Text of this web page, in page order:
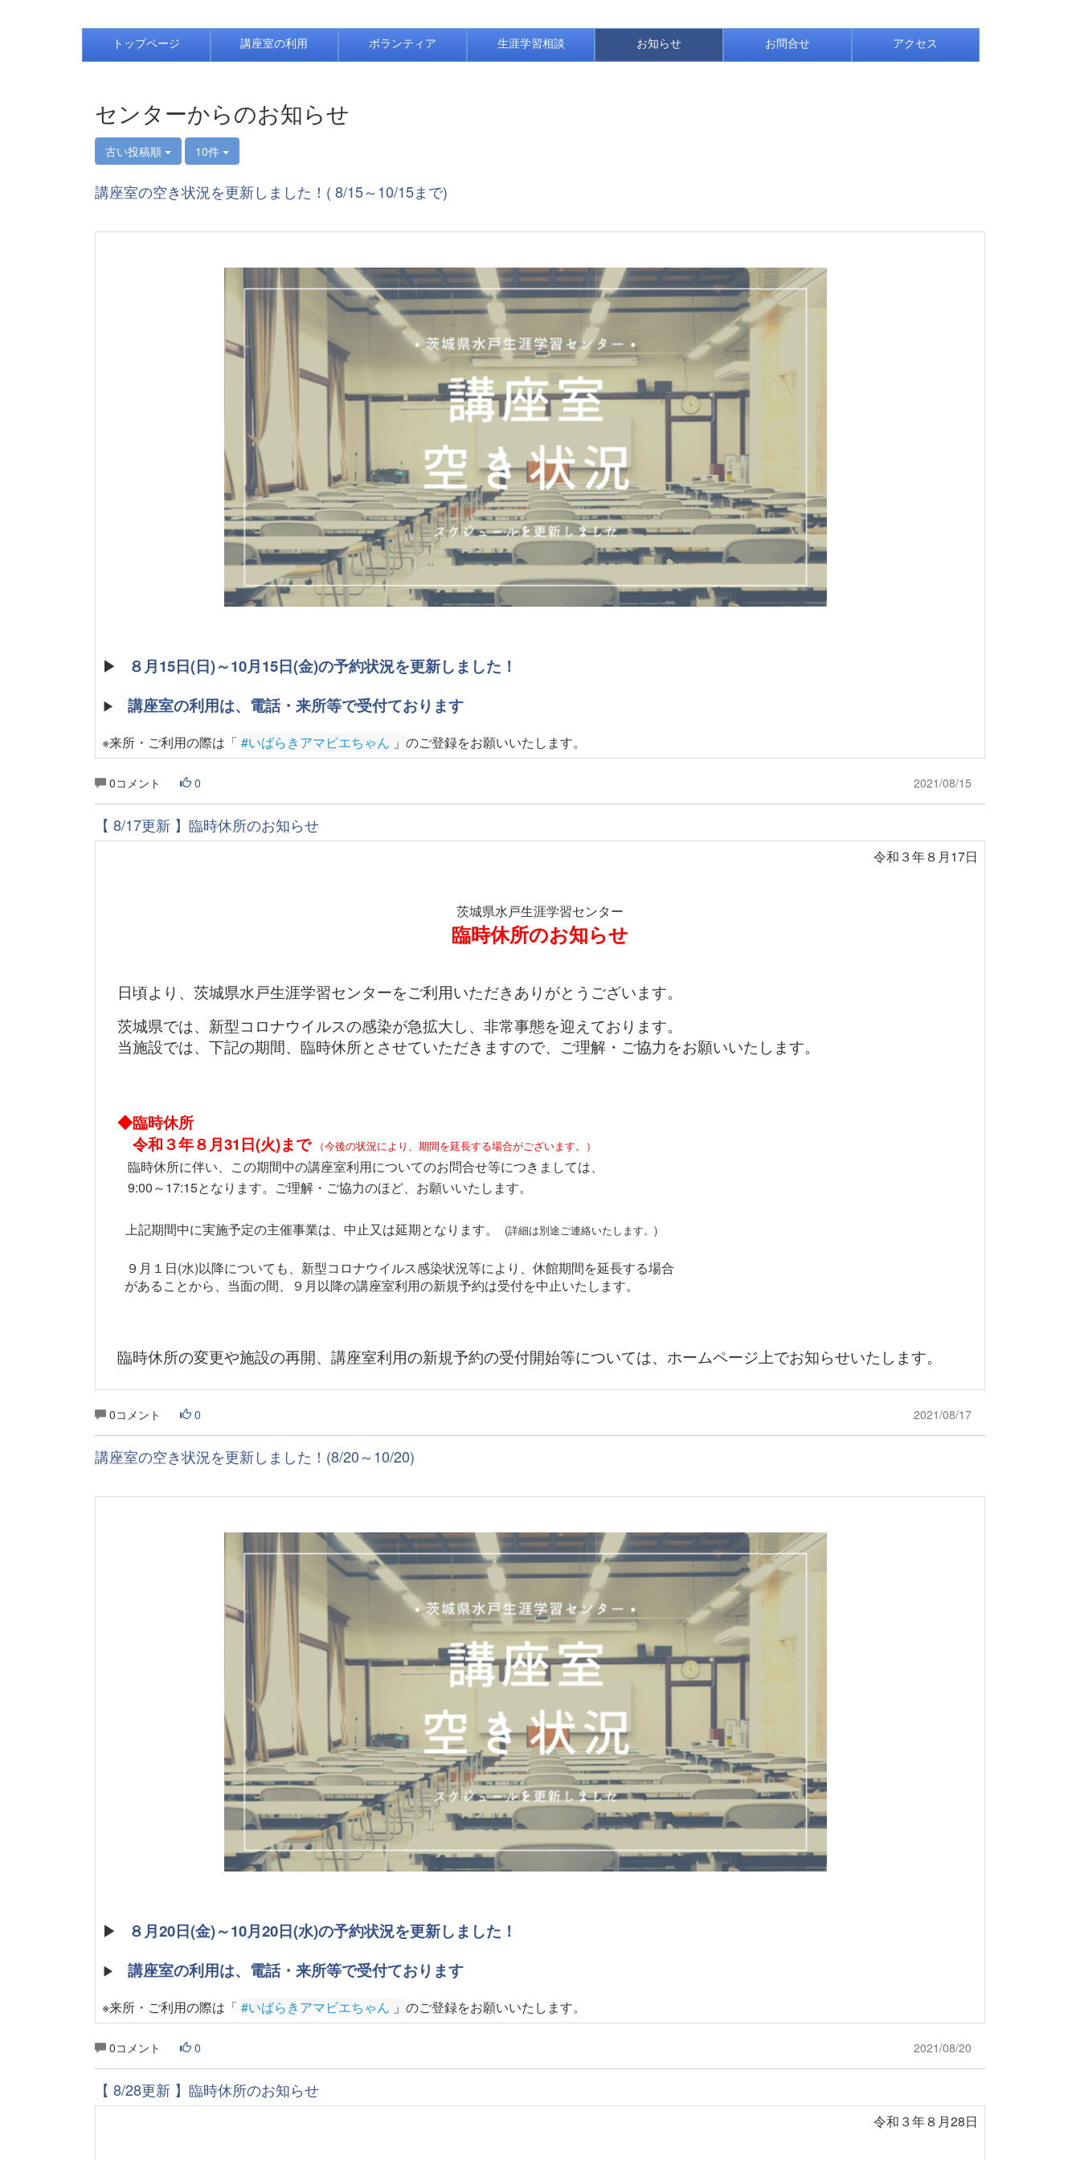
トップページ 講座室の利用 ボランティア 生涯学習相談 お知らせ お問合せ アクセス
センターからのお知らせ
古い投稿順 10件
講座室の空き状況を更新しました！( 8/15～10/15まで)
▶ ８月15日(日)～10月15日(金)の予約状況を更新しました！
▶ 講座室の利用は、電話・来所等で受付ております
※来所・ご利用の際は「 #いばらきアマビエちゃん 」 のご登録をお願いいたします。
0コメント 0 2021/08/15
【 8/17更新 】臨時休所のお知らせ
令和３年８月17日
茨城県水戸生涯学習センター
臨時休所のお知らせ
日頃より、茨城県水戸生涯学習センターをご利用いただきありがとうございます。
茨城県では、新型コロナウイルスの感染が急拡大し、非常事態を迎えております。
当施設では、下記の期間、臨時休所とさせていただきますので、ご理解・ご協力をお願いいたします。
◆臨時休所
令和３年８月31日(火)まで（今後の状況により、期間を延長する場合がございます。）
臨時休所に伴い、この期間中の講座室利用についてのお問合せ等につきましては、
9:00～17:15となります。ご理解・ご協力のほど、お願いいたします。
上記期間中に実施予定の主催事業は、中止又は延期となります。 (詳細は別途ご連絡いたします。)
９月１日(水)以降についても、新型コロナウイルス感染状況等により、休館期間を延長する場合
があることから、当面の間、９月以降の講座室利用の新規予約は受付を中止いたします。
臨時休所の変更や施設の再開、講座室利用の新規予約の受付開始等については、ホームページ上でお知らせいたします。
0コメント 0 2021/08/17
講座室の空き状況を更新しました！(8/20～10/20)
▶ ８月20日(金)～10月20日(水)の予約状況を更新しました！
▶ 講座室の利用は、電話・来所等で受付ております
※来所・ご利用の際は「 #いばらきアマビエちゃん 」 のご登録をお願いいたします。
0コメント 0 2021/08/20
【 8/28更新 】臨時休所のお知らせ
令和３年８月28日